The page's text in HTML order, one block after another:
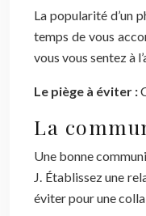
La popularité d’un
temps de vous
vous vous sentez à
Le piège à éviter :
La
Une bonne
J. Établissez une
éviter pour une